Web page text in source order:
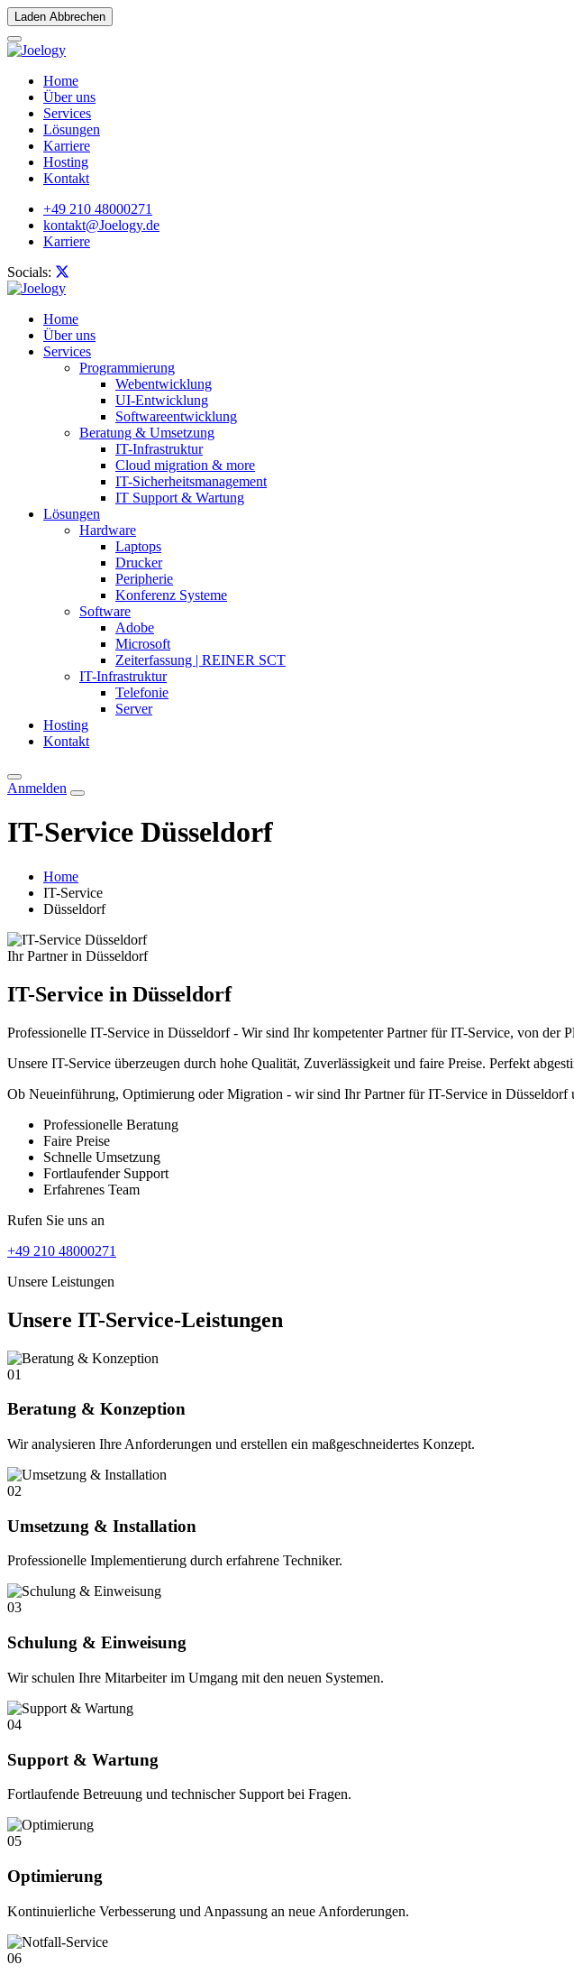
Laden Abbrechen
Home
Über uns
Services
Lösungen
Karriere
Hosting
Kontakt
+49 210 48000271
kontakt@Joelogy.de
Karriere
Socials:
Home
Über uns
Services
Programmierung
Webentwicklung
UI-Entwicklung
Softwareentwicklung
Beratung & Umsetzung
IT-Infrastruktur
Cloud migration & more
IT-Sicherheitsmanagement
IT Support & Wartung
Lösungen
Hardware
Laptops
Drucker
Peripherie
Konferenz Systeme
Software
Adobe
Microsoft
Zeiterfassung | REINER SCT
IT-Infrastruktur
Telefonie
Server
Hosting
Kontakt
Anmelden
IT-Service Düsseldorf
Home
IT-Service
Düsseldorf
Ihr Partner in Düsseldorf
IT-Service in Düsseldorf
Professionelle IT-Service in Düsseldorf - Wir sind Ihr kompetenter Partner für IT-Service, von der
Unsere IT-Service überzeugen durch hohe Qualität, Zuverlässigkeit und faire Preise. Perfekt
Ob Neueinführung, Optimierung oder Migration - wir sind Ihr Partner für IT-Service in Düsseldorf
Professionelle Beratung
Faire Preise
Schnelle Umsetzung
Fortlaufender Support
Erfahrenes Team
Rufen Sie uns an
+49 210 48000271
Unsere Leistungen
Unsere IT-Service-Leistungen
01
Beratung & Konzeption
Wir analysieren Ihre Anforderungen und erstellen ein maßgeschneidertes Konzept.
02
Umsetzung & Installation
Professionelle Implementierung durch erfahrene Techniker.
03
Schulung & Einweisung
Wir schulen Ihre Mitarbeiter im Umgang mit den neuen Systemen.
04
Support & Wartung
Fortlaufende Betreuung und technischer Support bei Fragen.
05
Optimierung
Kontinuierliche Verbesserung und Anpassung an neue Anforderungen.
06